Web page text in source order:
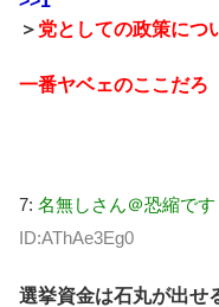
＞ 党としての政策につ
一番ヤベェのここだろ
7: 名無しさん＠恐縮です
ID:AThAe3Eg0
選挙資金は石丸が出せ